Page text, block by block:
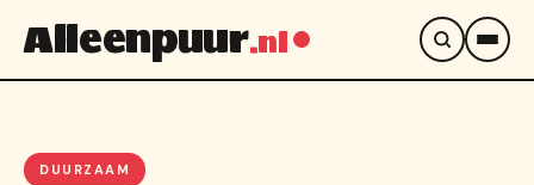
Alleenpuur.nl
DUURZAAM